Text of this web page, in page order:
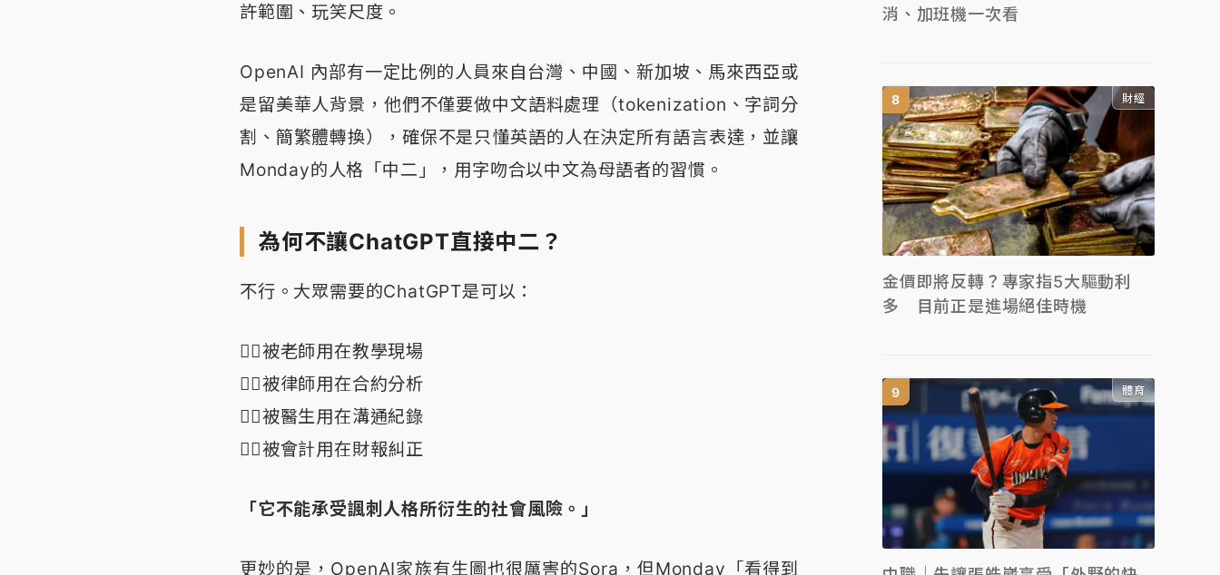
許範圍、玩笑尺度。
OpenAI 內部有一定比例的人員來自台灣、中國、新加坡、馬來西亞或
是留美華人背景，他們不僅要做中文語料處理（tokenization、字詞分
割、簡繁體轉換），確保不是只懂英語的人在決定所有語言表達，並讓
Monday的人格「中二」，用字吻合以中文為母語者的習慣。
為何不讓ChatGPT直接中二？
不行。大眾需要的ChatGPT是可以：
👉🏻被老師用在教學現場
👉🏻被律師用在合約分析
👉🏻被醫生用在溝通紀錄
👉🏻被會計用在財報糾正
「它不能承受諷刺人格所衍生的社會風險。」
更妙的是，OpenAI家族有生圖也很厲害的Sora，但Monday「看得到
消、加班機一次看
財經
金價即將反轉？專家指5大驅動利
多 目前正是進場絕佳時機
體育